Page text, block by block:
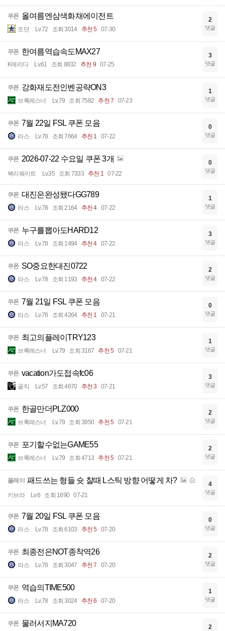
쿠폰 올여름엔삼색화채에이전트
조던 Lv.72 조회 3014 추천 5 07-30
2
댓글
쿠폰 한여름역습속도MAX27
K메리다 Lv.61 조회 8832 추천 9 07-25
3
댓글
쿠폰 강화재도전인벤공략ON3
브록레스너 Lv.79 조회 7582 추천 7 07-23
1
댓글
쿠폰 7월 22일 FSL 쿠폰 모음
라스 Lv.78 조회 7664 추천 1 07-22
0
댓글
쿠폰 2026-07-22 수요일 쿠폰 3개
복리웨이트 Lv.35 조회 7333 추천 1 07-22
0
댓글
쿠폰 대진은완성됐다GG789
라스 Lv.78 조회 2164 추천 4 07-22
1
댓글
쿠폰 누구를뽑아도HARD12
라스 Lv.78 조회 1494 추천 4 07-22
3
댓글
쿠폰 SO중요한대진0722
라스 Lv.78 조회 1193 추천 4 07-22
2
댓글
쿠폰 7월 21일 FSL 쿠폰 모음
라스 Lv.78 조회 4264 추천 1 07-21
0
댓글
쿠폰 최고의플레이TRY123
브록레스너 Lv.79 조회 3167 추천 5 07-21
1
댓글
쿠폰 vacation가도접속fc06
골킥 Lv.57 조회 4670 추천 3 07-21
3
댓글
쿠폰 한골만더PLZ000
브록레스너 Lv.79 조회 3950 추천 5 07-21
2
댓글
쿠폰 포기할수없는GAME55
브록레스너 Lv.79 조회 4713 추천 5 07-21
2
댓글
플레이 패드쓰는 형들 슛 찰때 L스틱 방향 어떻게 차?
키브라 Lv.6 조회 1690 07-21
4
댓글
쿠폰 7월 20일 FSL 쿠폰 모음
라스 Lv.78 조회 6103 추천 5 07-20
0
댓글
쿠폰 최종전은NOT종착역26
라스 Lv.78 조회 3047 추천 7 07-20
2
댓글
쿠폰 역습의TIME500
라스 Lv.78 조회 3024 추천 6 07-20
1
댓글
쿠폰 물러서지MA720 2